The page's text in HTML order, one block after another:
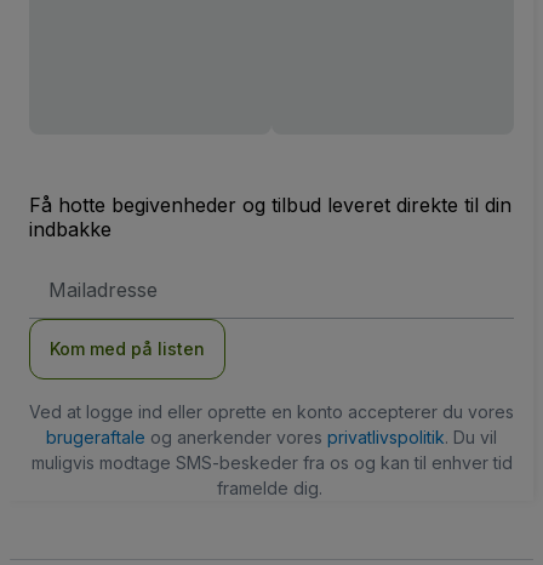
Få hotte begivenheder og tilbud leveret direkte til din
indbakke
adresse
Kom med på listen
Ved at logge ind eller oprette en konto accepterer du vores
brugeraftale og anerkender vores privatlivspolitik. Du vil
muligvis modtage SMS-beskeder fra os og kan til enhver tid
framelde dig.